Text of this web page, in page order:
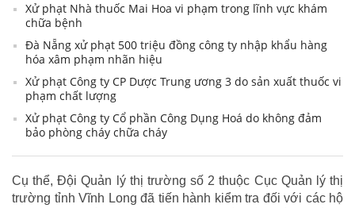
Xử phạt Nhà thuốc Mai Hoa vi phạm trong lĩnh vực khám
chữa bệnh
Đà Nẵng xử phạt 500 triệu đồng công ty nhập khẩu hàng
hóa xâm phạm nhãn hiệu
Xử phạt Công ty CP Dược Trung ương 3 do sản xuất thuốc vi
phạm chất lượng
Xử phạt Công ty Cổ phần Công Dụng Hoá do không đảm
bảo phòng cháy chữa cháy
Cụ thể, Đội Quản lý thị trường số 2 thuộc Cục Quản lý thị
trường tỉnh Vĩnh Long đã tiến hành kiểm tra đối với các hộ